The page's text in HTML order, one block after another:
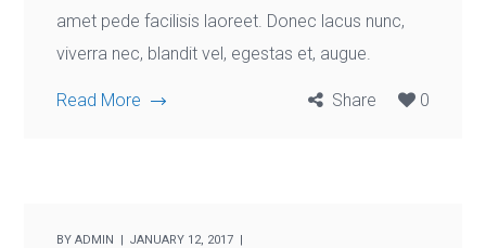
amet pede facilisis laoreet. Donec lacus nunc,
viverra nec, blandit vel, egestas et, augue.
Read More Share 0
BYADMIN
JANUARY 12, 2017